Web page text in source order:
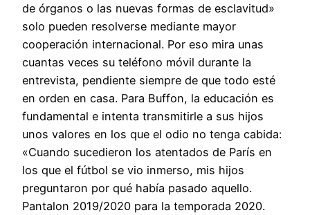
de órganos o las nuevas formas de esclavitud»
solo pueden resolverse mediante mayor
cooperación internacional. Por eso mira unas
cuantas veces su teléfono móvil durante la
entrevista, pendiente siempre de que todo esté
en orden en casa. Para Buffon, la educación es
fundamental e intenta transmitirle a sus hijos
unos valores en los que el odio no tenga cabida:
«Cuando sucedieron los atentados de París en
los que el fútbol se vio inmerso, mis hijos
preguntaron por qué había pasado aquello.
Pantalon 2019/2020 para la temporada 2020.